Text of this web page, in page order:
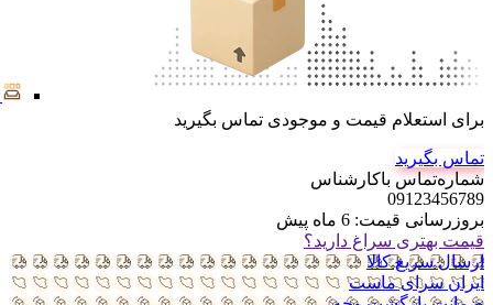
برای استعلام قیمت و موجودی تماس بگیرید
تماس بگیرید
شماره‌تماس‌ با‌کارشناس
09123456789
بروزرسانی قیمت: 6 ماه پیش
قیمت بهتری سراغ دارید؟
ارسال سریع کالا
ایران سرای ماست